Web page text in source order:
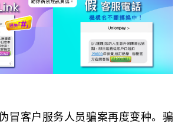
冒客户服务人员骗案再度变种。骗